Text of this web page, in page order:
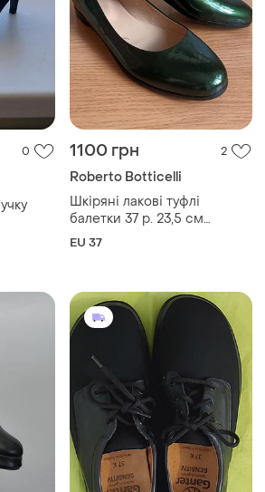
0
1100 грн 2
Roberto Botticelli
Шкіряні лакові туфлі
балетки 37 р. 23,5 см
roberto botticelli натуральна
EU 37